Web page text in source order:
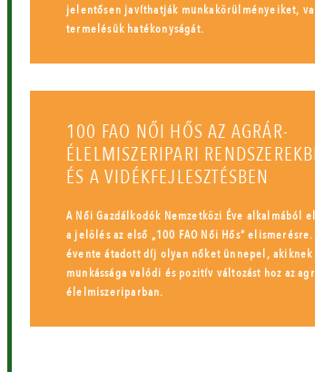
jelentősen javíthatják munkakörülményeiket,
termelésük hatékonyságát.
100 FAO NŐI HŐS AZ AGRÁR-
ÉLELMISZERIPARI
ÉS A VIDÉKFEJLESZTÉSBEN
A Női Gazdálkodók Nemzetközi Éve alkalmából
a jelölés az első „100 FAO Női Hős” elismerésre.
évente átadott díj olyan nőket ünnepel, akiknek
munkássága valódi és pozitív változást hoz az
élelmiszeriparban.